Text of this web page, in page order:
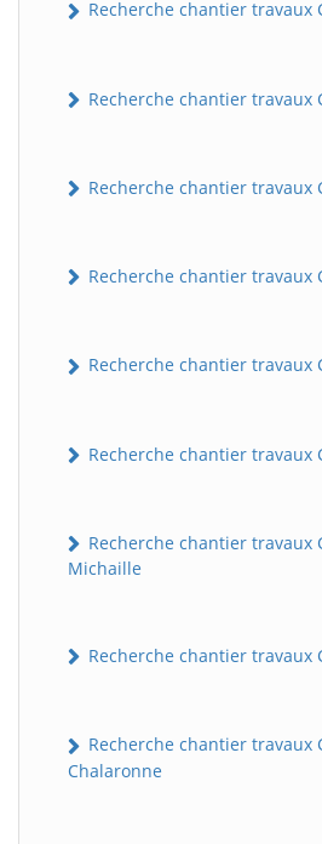
Recherche chantier travaux
Recherche chantier travaux
Recherche chantier travaux
Recherche chantier travaux
Recherche chantier travaux
Recherche chantier travaux
Recherche chantier travaux
Michaille
Recherche chantier travaux
Recherche chantier travaux
Chalaronne